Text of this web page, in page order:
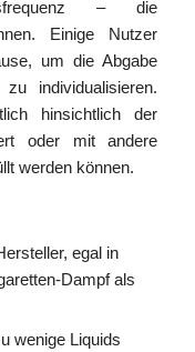
– die
Einige Nutzer
um die Abgabe
individualisieren.
hinsichtlich der
oder mit andere
werden können.
egal in
Dampf als
wenige Liquids